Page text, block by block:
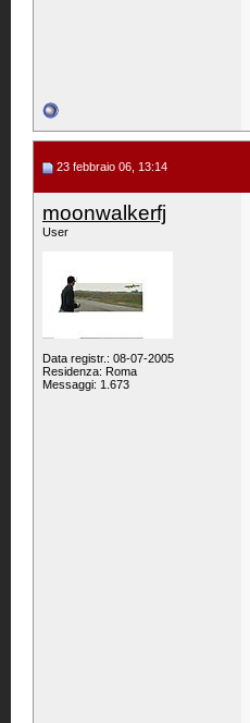
23 febbraio 06, 13:14
moonwalkerfj
User
Data registr.: 08-07-2005
Residenza: Roma
Messaggi: 1.673